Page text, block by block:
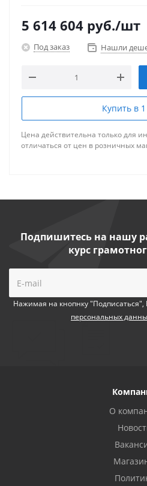
5 614 604 руб./шт
Под заказ Нашли
Купить в
Цена действительна только для
отличаться от цен в розничных
Подпишитесь на нашу
курс
Нажимая на кнопнку "Подписаться",
персональных
О